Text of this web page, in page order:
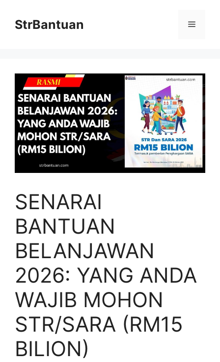
contentStrBantuan Menu
SENARAI
BANTUAN
BELANJAWAN
2026: YANG ANDA
WAJIB MOHON
STR/SARA (RM15
BILION)